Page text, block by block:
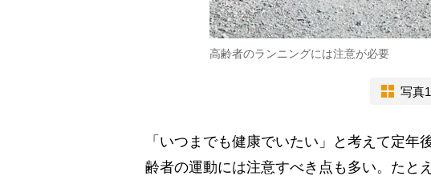
高齢者のランニングには注意が必要
写真
「いつまでも健康でいたい」と考えて定
齢者の運動には注意すべき点も多い。たと